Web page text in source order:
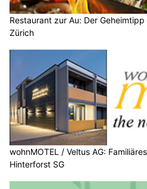
Restaurant zur Au: Der
Zürich
wohnMOTEL / Veltus AG:
Hinterforst SG